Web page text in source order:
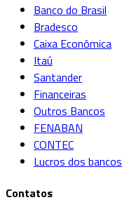
Banco do Brasil
Bradesco
Caixa Econômica
Itaú
Santander
Financeiras
Outros Bancos
FENABAN
CONTEC
Lucros dos bancos
Contatos